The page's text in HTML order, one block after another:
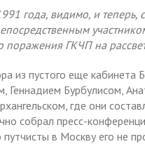
года, видимо, и теперь,
поражения ГКЧП на
из пустого еще кабинета
Бурбулисом,
где они
собрал пресс-
в Москву его не